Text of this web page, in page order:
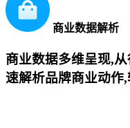
商业数据解析
商业数据多维呈现,
速解析品牌商业动作,